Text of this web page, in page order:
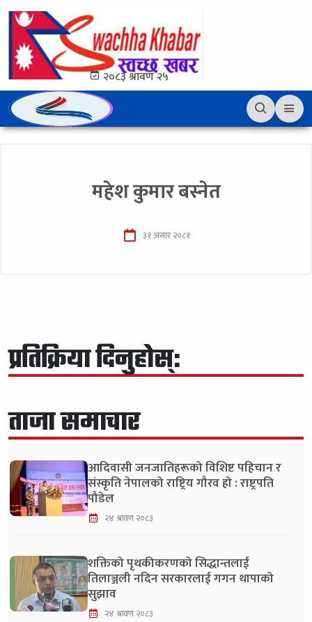
२०८३ श्रावण २५
महेश कुमार बस्नेत
३१ असार २०८१
प्रतिक्रिया दिनुहोस्:
ताजा समाचार
आदिवासी जनजातिहरूको विशिष्ट पहिचान र
संस्कृति नेपालको राष्ट्रिय गौरव हो : राष्ट्रपति
पौडेल
२४ श्रावण २०८३
शक्तिको पृथकीकरणको सिद्धान्तलाई
तिलाञ्जली नदिन सरकारलाई गगन थापाको
सुझाव
२४ श्रावण २०८३